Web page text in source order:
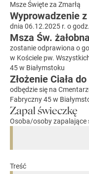
Msze Święte za Zmarłą
Wyprowadzenie
dnia 06.12.2025 r. o
Msza Św.
zostanie odprawiona o
w Kościele pw.
45 w Białymstoku
Złożenie Ciała
odbędzie się na
Fabryczny 45 w
Zapal świeczkę
Osoba/osoby zapalające
Treść